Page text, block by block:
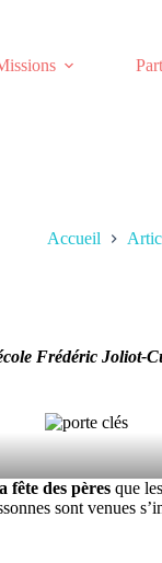
Accueil
Frédéric Joliot-
fête des pères que
sont venues